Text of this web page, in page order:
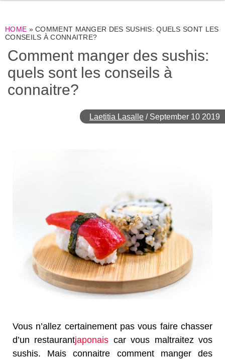
HOME »COMMENT MANGER DES SUSHIS: QUELS SONT LES
CONSEILS À CONNAITRE?
Comment manger des sushis:
quels sont les conseils à
connaitre?
Laetitia Lasalle / September 10 2019
Vous n’allez certainement pas vous faire chasser
d’un restaurantjaponais car vous maltraitez vos
sushis. Mais connaitre comment manger des